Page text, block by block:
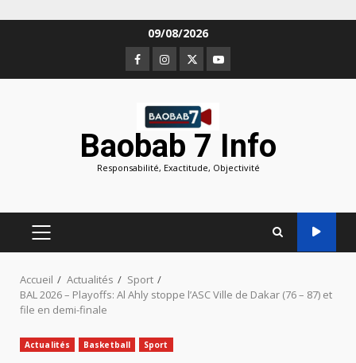
09/08/2026
Facebook
Instagram
TwitterYoutube
Baobab 7 Info
Responsabilité, Exactitude, Objectivité
MENU
PRINCIPAL
Accueil Actualités
Sport
BAL 2026 – Playoffs: Al Ahly stoppe l’ASC Ville de Dakar (76 – 87) et
file en demi-finale
Actualités Basketball Sport